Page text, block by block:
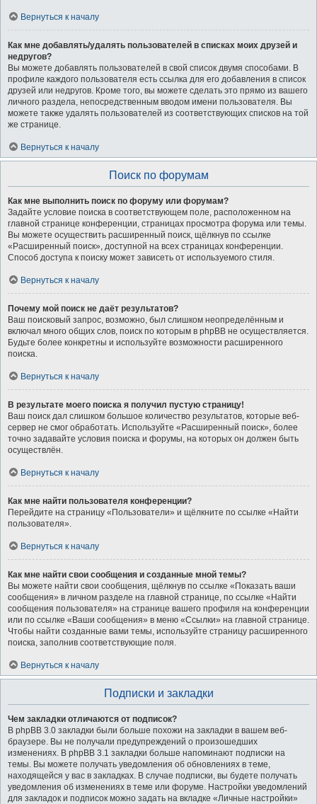
Вернуться к началу
Как мне добавлять/удалять пользователей в списках моих друзей и
недругов?
Вы можете добавлять пользователей в свой список двумя способами. В
профиле каждого пользователя есть ссылка для его добавления в список
друзей или недругов. Кроме того, вы можете сделать это прямо из вашего
личного раздела, непосредственным вводом имени пользователя. Вы
можете также удалять пользователей из соответствующих списков на той
же странице.
Вернуться к началу
Поиск по форумам
Как мне выполнить поиск по форуму или форумам?
Задайте условие поиска в соответствующем поле, расположенном на
главной странице конференции, страницах просмотра форума или темы.
Вы можете осуществить расширенный поиск, щёлкнув по ссылке
«Расширенный поиск», доступной на всех страницах конференции.
Способ доступа к поиску может зависеть от используемого стиля.
Вернуться к началу
Почему мой поиск не даёт результатов?
Ваш поисковый запрос, возможно, был слишком неопределённым и
включал много общих слов, поиск по которым в phpBB не осуществляется.
Будьте более конкретны и используйте возможности расширенного
поиска.
Вернуться к началу
В результате моего поиска я получил пустую страницу!
Ваш поиск дал слишком большое количество результатов, которые веб-
сервер не смог обработать. Используйте «Расширенный поиск», более
точно задавайте условия поиска и форумы, на которых он должен быть
осуществлён.
Вернуться к началу
Как мне найти пользователя конференции?
Перейдите на страницу «Пользователи» и щёлкните по ссылке «Найти
пользователя».
Вернуться к началу
Как мне найти свои сообщения и созданные мной темы?
Вы можете найти свои сообщения, щёлкнув по ссылке «Показать ваши
сообщения» в личном разделе на главной странице, по ссылке «Найти
сообщения пользователя» на странице вашего профиля на конференции
или по ссылке «Ваши сообщения» в меню «Ссылки» на главной странице.
Чтобы найти созданные вами темы, используйте страницу расширенного
поиска, заполнив соответствующие поля.
Вернуться к началу
Подписки и закладки
Чем закладки отличаются от подписок?
В phpBB 3.0 закладки были больше похожи на закладки в вашем веб-
браузере. Вы не получали предупреждений о произошедших
изменениях. В phpBB 3.1 закладки больше напоминают подписки на
темы. Вы можете получать уведомления об обновлениях в теме,
находящейся у вас в закладках. В случае подписки, вы будете получать
уведомления об изменениях в теме или форуме. Настройки уведомлений
для закладок и подписок можно задать на вкладке «Личные настройки»